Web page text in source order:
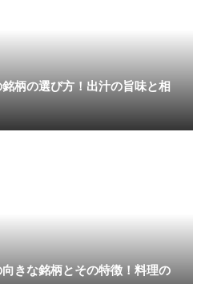
柄の選び方！出汁の旨味と相
きな銘柄とその特徴！料理の